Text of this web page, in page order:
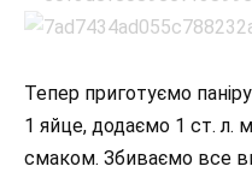
Тепер приготуємо
1 яйце, додаємо 1 ст. л.
смаком. Збиваємо все